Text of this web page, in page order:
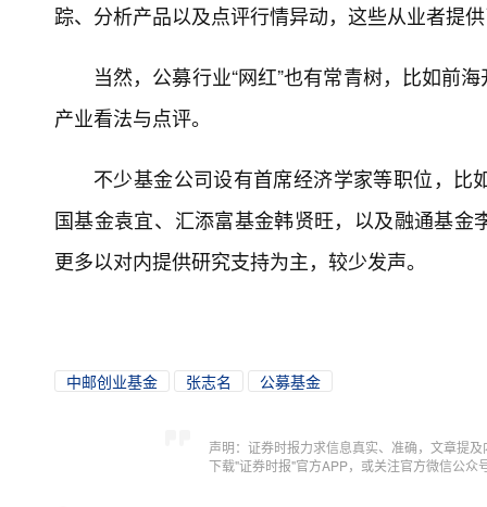
踪、分析产品以及点评行情异动，这些从业者提
当然，公募行业“网红”也有常青树，比如前
产业看法与点评。
不少基金公司设有首席经济学家等职位，
国基金袁宜、‌汇添富基金韩贤旺，以及融通基
更多以对内提供研究支持为主，较少发声。
中邮创业基金 张志名 公募基金
声明：证券时报力求信息真实、准确，文章提
下载"证券时报"官方APP，或关注官方微信公